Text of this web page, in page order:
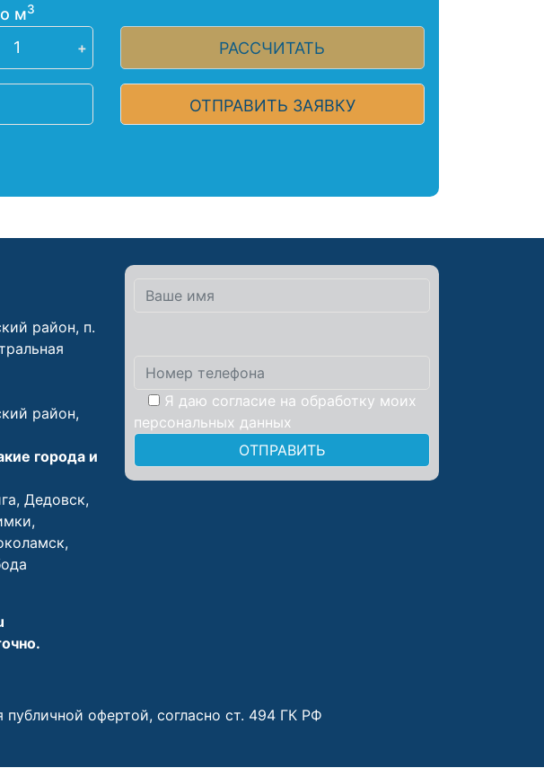
м3
+
район, п.
район,
города и
, Дедовск,
,
,
Я даю согласие на обработку моих
персональных данных
офертой, согласно ст. 494 ГК РФ